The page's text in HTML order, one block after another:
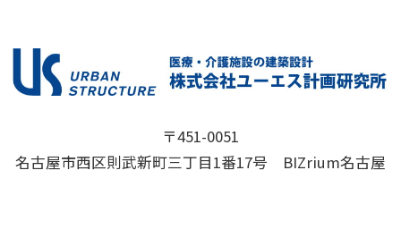
〒451-0051
名古屋市西区則武新町三丁目1番17号 BIZrium名古屋